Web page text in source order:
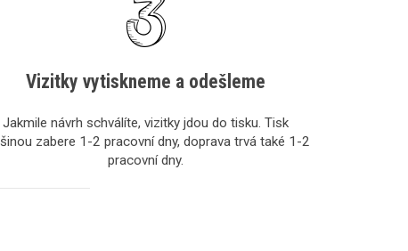
Vizitky vytiskneme a odešleme
Jakmile návrh schválíte, vizitky jdou do tisku. Tisk
zabere 1-2 pracovní dny, doprava trvá také 1-2
pracovní dny.